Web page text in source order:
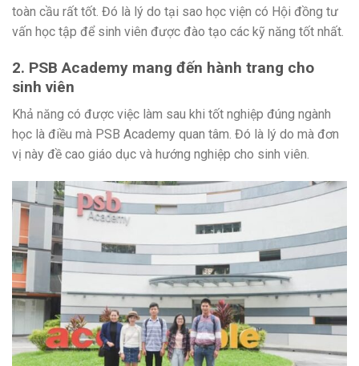
toàn cầu rất tốt. Đó là lý do tại sao học viện có Hội đồng tư
vấn học tập để sinh viên được đào tạo các kỹ năng tốt nhất.
2. PSB Academy mang đến hành trang cho
sinh viên
Khả năng có được việc làm sau khi tốt nghiệp đúng ngành
học là điều mà PSB Academy quan tâm. Đó là lý do mà đơn
vị này đề cao giáo dục và hướng nghiệp cho sinh viên.